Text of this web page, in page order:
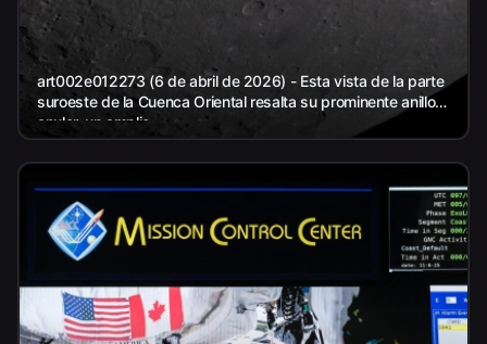
art002e012273 (6 de abril de 2026) - Esta vista de la parte
suroeste de la Cuenca Oriental resalta su prominente anillo
anular, un amplio...